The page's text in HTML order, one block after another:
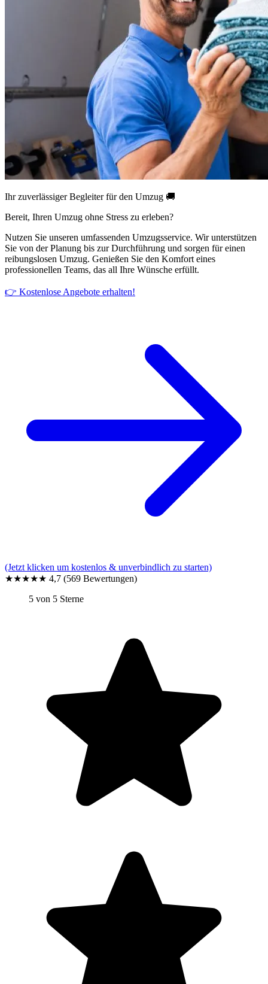
Ihr zuverlässiger Begleiter für den Umzug 🚚
Bereit, Ihren Umzug ohne Stress zu erleben?
Nutzen Sie unseren umfassenden Umzugsservice. Wir unterstützen
Sie von der Planung bis zur Durchführung und sorgen für einen
reibungslosen Umzug. Genießen Sie den Komfort eines
professionellen Teams, das all Ihre Wünsche erfüllt.
👉 Kostenlose Angebote erhalten!
(Jetzt klicken um kostenlos & unverbindlich zu starten)
★★★★★ 4,7 (569 Bewertungen)
5 von 5 Sterne